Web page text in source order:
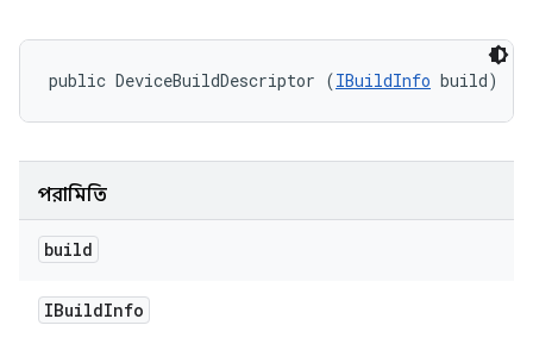
public DeviceBuildDescriptor (IBuildInfo build)
পরামিতি
build
IBuildInfo